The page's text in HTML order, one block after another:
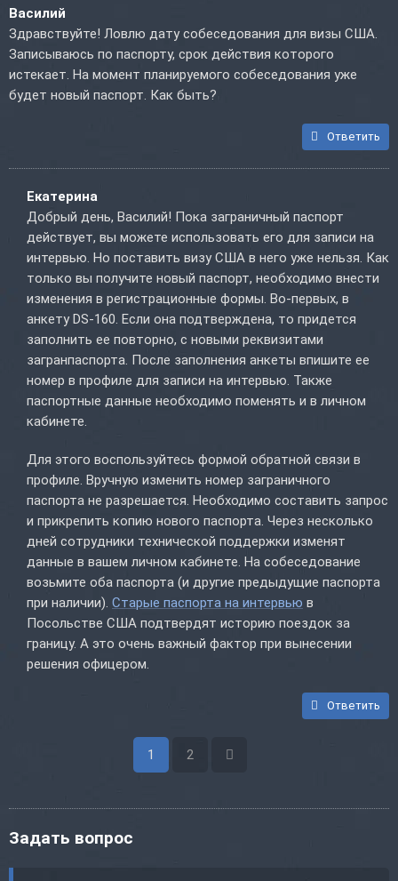
Василий
Здравствуйте! Ловлю дату собеседования для визы США.
Записываюсь по паспорту, срок действия которого
истекает. На момент планируемого собеседования уже
будет новый паспорт. Как быть?
Ответить
Екатерина
Добрый день, Василий! Пока заграничный паспорт
действует, вы можете использовать его для записи на
интервью. Но поставить визу США в него уже нельзя. Как
только вы получите новый паспорт, необходимо внести
изменения в регистрационные формы. Во-первых, в
анкету DS-160. Если она подтверждена, то придется
заполнить ее повторно, с новыми реквизитами
загранпаспорта. После заполнения анкеты впишите ее
номер в профиле для записи на интервью. Также
паспортные данные необходимо поменять и в личном
кабинете.
Для этого воспользуйтесь формой обратной связи в
профиле. Вручную изменить номер заграничного
паспорта не разрешается. Необходимо составить запрос
и прикрепить копию нового паспорта. Через несколько
дней сотрудники технической поддержки изменят
данные в вашем личном кабинете. На собеседование
возьмите оба паспорта (и другие предыдущие паспорта
при наличии). Старые паспорта на интервью в
Посольстве США подтвердят историю поездок за
границу. А это очень важный фактор при вынесении
решения офицером.
Ответить
1 2
Задать вопрос